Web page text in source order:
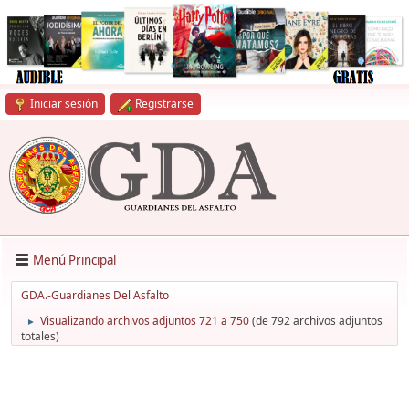
Iniciar sesión Registrarse
Menú Principal
GDA.-Guardianes Del Asfalto
► Visualizando archivos adjuntos 721 a 750(de 792 archivos adjuntos
totales)